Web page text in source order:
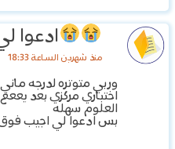
ادعوا
منذ شهرين الساعة 18:33
وربي متوتره لدرجه ماني
اختباري مركزي بعد
العلوم سهله
بس ادعوا لي اجيب فوق